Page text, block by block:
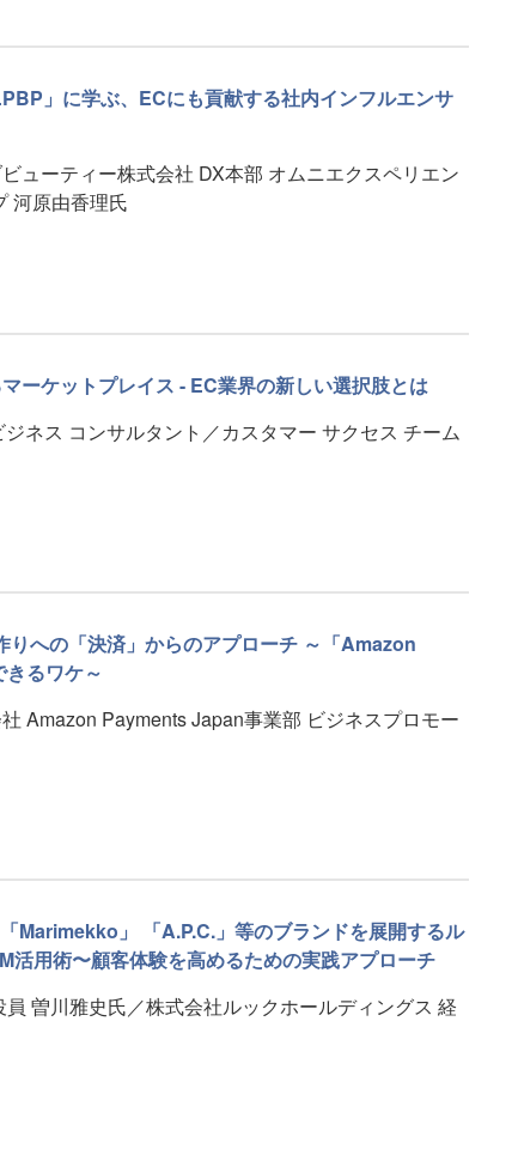
」に学ぶ、ECにも貢献する社内インフルエンサ
ューティー株式会社 DX本部 オムニエクスペリエン
河原由香理氏
ーケットプレイス - EC業界の新しい選択肢とは
ネス コンサルタント／カスタマー サクセス チーム
りへの「決済」からのアプローチ ～「Amazon
るワケ～
Amazon Payments Japan事業部 ビジネスプロモー
Marimekko」 「A.P.C.」等のブランドを展開するル
活⽤術〜顧客体験を⾼めるための実践アプローチ
曽川雅史氏／株式会社ルックホールディングス 経